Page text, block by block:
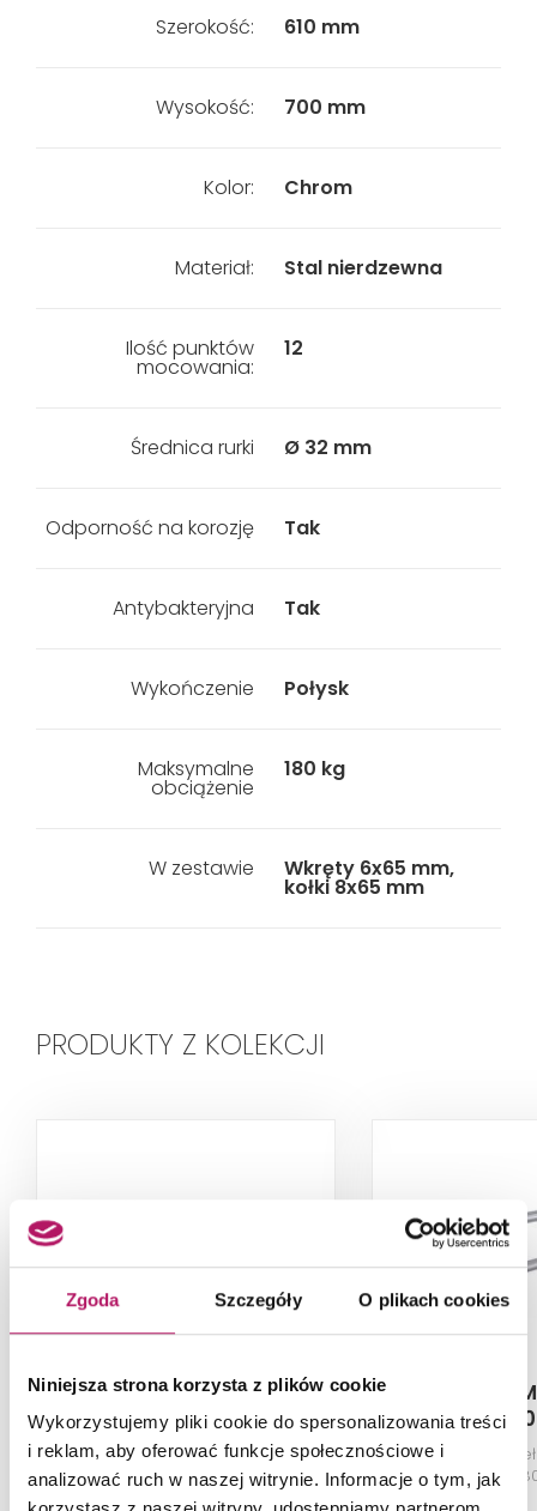
Zgoda Szczegóły O plikach cookies
Niniejsza strona korzysta z plików cookie
Wykorzystujemy pliki cookie do spersonalizowania treści
i reklam, aby oferować funkcje społecznościowe i
analizować ruch w naszej witrynie. Informacje o tym, jak
Szerokość: 610 mm
Wysokość: 700 mm
Kolor: Chrom
Materiał: Stal nierdzewna
Ilość punktów
mocowania:
12
Średnica rurki Ø 32 mm
Odporność na korozję Tak
Antybakteryjna Tak
Wykończenie Połysk
Maksymalne
obciążenie
180 kg
W zestawie Wkręty 6x65 mm,
kołki 8x65 mm
PRODUKTY Z KOLEKCJI
Makoinstal Makolux PSP
666
Poręcz dla niepełnosprawnych
prosta 60 cm, połysk
Makoinstal
Poręcz dla
łukowa stała